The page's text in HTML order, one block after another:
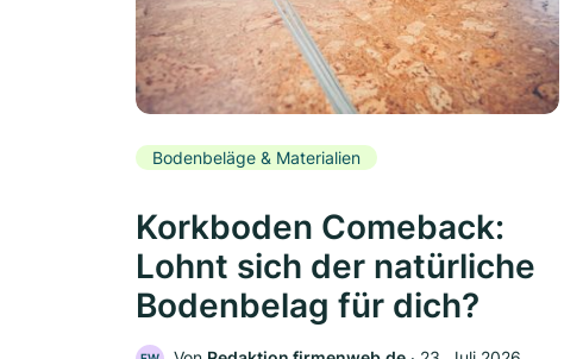
Bodenbeläge & Materialien
Korkboden Comeback:
Lohnt sich der natürliche
Bodenbelag für dich?